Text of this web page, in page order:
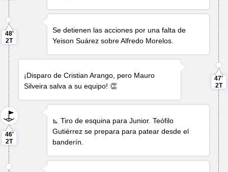
48'
2T
Se detienen las acciones por una falta de
Yeison Suárez sobreAlfredo Morelos
¡Disparo deCristian Arango , pero Mauro
Silveira salva a su equipo! 👏
47'
2T
46'
2T
⊾ Tiro de esquina para Junior.Teófilo
Gutiérrez se prepara para patear desde el
banderín.